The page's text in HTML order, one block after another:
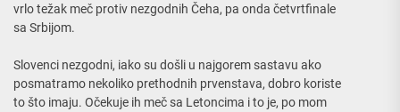
vrlo težak meč protiv nezgodnih Čeha, pa onda četvrtfinale
sa Srbijom.
Slovenci nezgodni, iako su došli u najgorem sastavu ako
posmatramo nekoliko prethodnih prvenstava, dobro koriste
to što imaju. Očekuje ih meč sa Letoncima i to je, po mom